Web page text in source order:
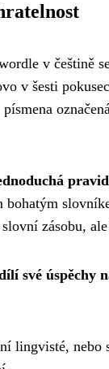
v češtině
v šesti
bohatým
zásobu,
své úspěchy
lingvisté, nebo